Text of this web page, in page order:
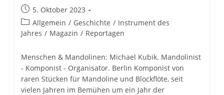
Beitrag
veröffentlicht:
5. Oktober 2023
Beitrags-
Kategorie:
Allgemein / Geschichte / Instrument des
Jahres / Magazin / Reportagen
Menschen & Mandolinen: Michael Kubik. Mandolinist
- Komponist - Organisator. Berlin Komponist von
raren Stücken für Mandoline und Blockflöte, seit
vielen Jahren im Bemühen um ein Jahr der